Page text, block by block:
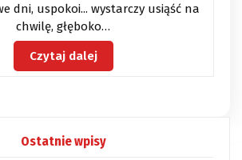
dni, uspokoi... wystarczy usiąść na
chwilę, głęboko…
Czytaj dalej
Ostatnie wpisy